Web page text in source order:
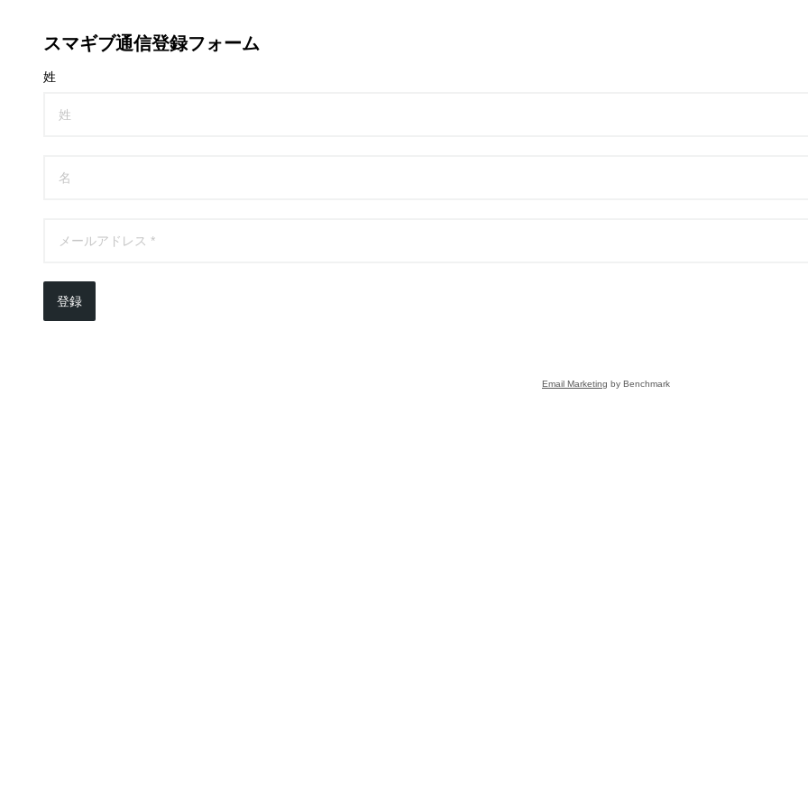
スマギブ通信登録フォーム
姓
登録
Email Marketing by Benchmark